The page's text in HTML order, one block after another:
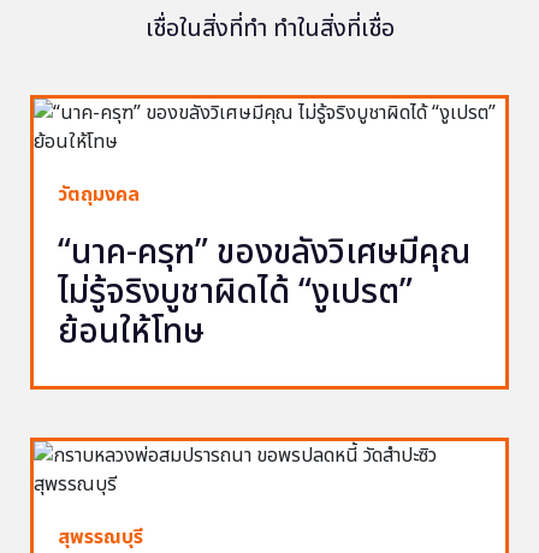
เชื่อในสิ่งที่ทำ ทำในสิ่งที่เชื่อ
วัตถุมงคล
“นาค-ครุฑ” ของขลังวิเศษมีคุณ
ไม่รู้จริงบูชาผิดได้ “งูเปรต”
ย้อนให้โทษ
สุพรรณบุรี